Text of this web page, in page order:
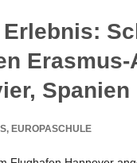
Spanien
, EUROPASCHULE